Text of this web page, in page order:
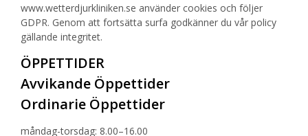
www.wetterdjurkliniken.se använder cookies och följer
GDPR. Genom att fortsätta surfa godkänner du vår policy
gällande integritet.
ÖPPETTIDER
Avvikande Öppettider
Ordinarie Öppettider
måndag-torsdag: 8.00–16.00